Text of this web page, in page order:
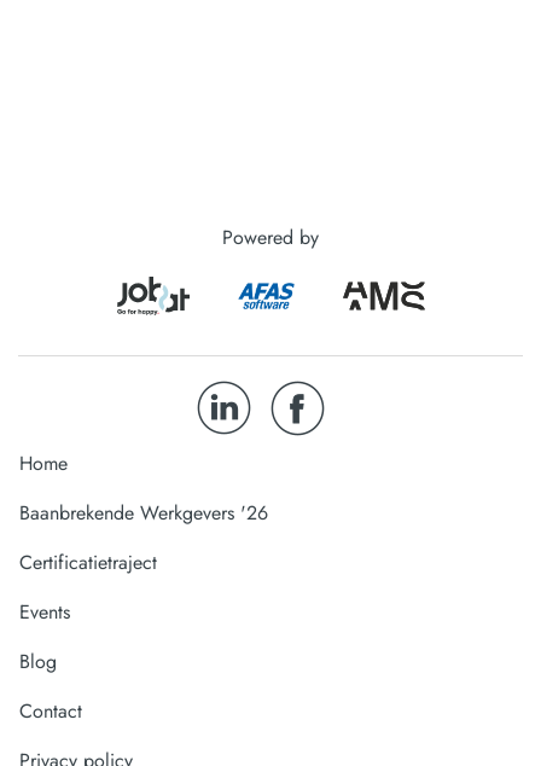
Powered by
Home
Baanbrekende Werkgevers '26
Certificatietraject
Events
Blog
Contact